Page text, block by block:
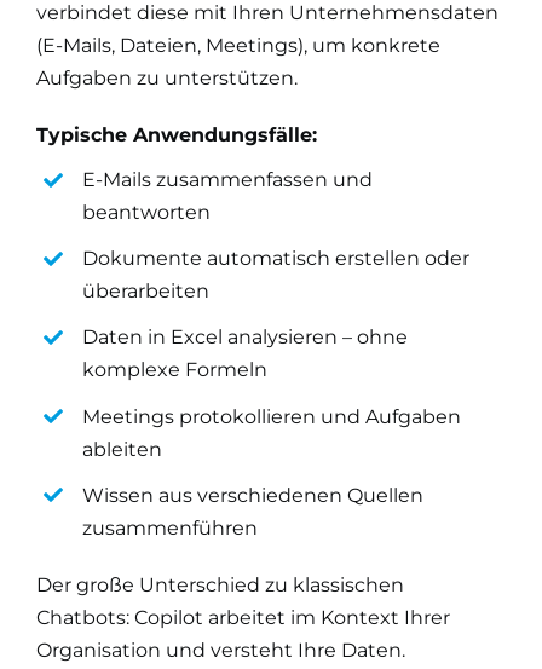
verbindet diese mit Ihren Unternehmensdaten
(E-Mails, Dateien, Meetings), um konkrete
Aufgaben zu unterstützen.
Typische Anwendungsfälle:
E-Mails zusammenfassen und
beantworten
Dokumente automatisch erstellen oder
überarbeiten
Daten in Excel analysieren – ohne
komplexe Formeln
Meetings protokollieren und Aufgaben
ableiten
Wissen aus verschiedenen Quellen
zusammenführen
Der große Unterschied zu klassischen
Chatbots: Copilot arbeitet im Kontext Ihrer
Organisation und versteht Ihre Daten.